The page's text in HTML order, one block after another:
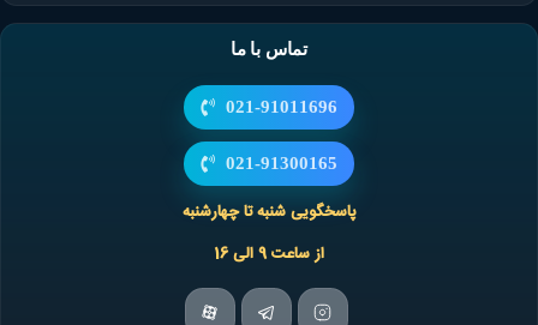
تماس با ما
021-91011696
021-91300165
پاسخگویی شنبه تا چهارشنبه
از ساعت 9 الی 16